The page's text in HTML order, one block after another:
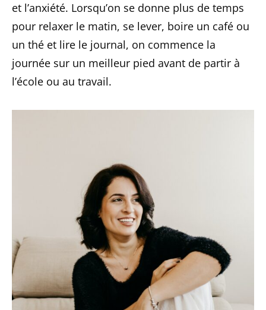
et l’anxiété. Lorsqu’on se donne plus de temps
pour relaxer le matin, se lever, boire un café ou
un thé et lire le journal, on commence la
journée sur un meilleur pied avant de partir à
l’école ou au travail.